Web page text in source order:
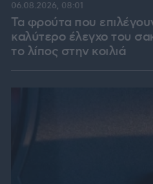
Τα φρούτα που
καλύτερο έλεγχο του
το λίπος στην κοιλιά
06.08.2026, 08:01